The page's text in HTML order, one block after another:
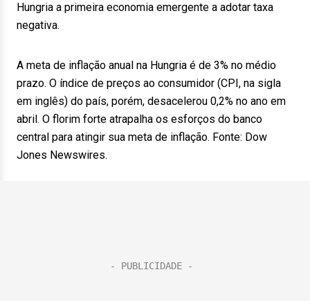
Hungria a primeira economia emergente a adotar taxa
negativa.
A meta de inflação anual na Hungria é de 3% no médio
prazo. O índice de preços ao consumidor (CPI, na sigla
em inglês) do país, porém, desacelerou 0,2% no ano em
abril. O florim forte atrapalha os esforços do banco
central para atingir sua meta de inflação. Fonte: Dow
Jones Newswires.